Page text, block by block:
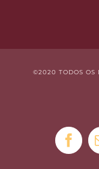
©2020 TODOS OS